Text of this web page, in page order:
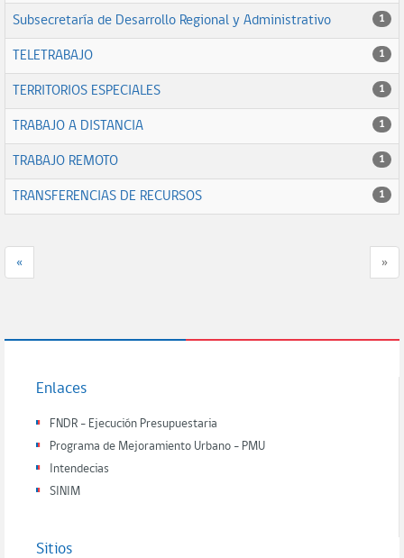
Subsecretaría de Desarrollo Regional y Administrativo 1
TELETRABAJO 1
TERRITORIOS ESPECIALES 1
TRABAJO A DISTANCIA 1
TRABAJO REMOTO 1
TRANSFERENCIAS DE RECURSOS 1
« »
Enlaces
FNDR - Ejecución Presupuestaria
Programa de Mejoramiento Urbano - PMU
Intendecias
SINIM
Sitios